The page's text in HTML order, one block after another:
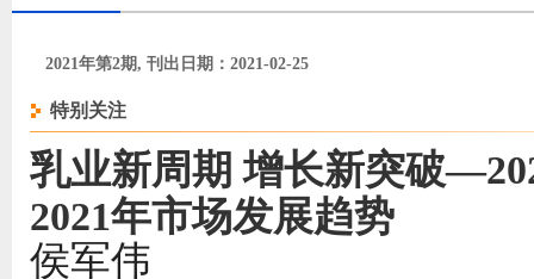
2021年第2期, 刊出日期：2021-02-25
特别关注
乳业新周期 增长新突破
2021年市场发展趋势
侯军伟